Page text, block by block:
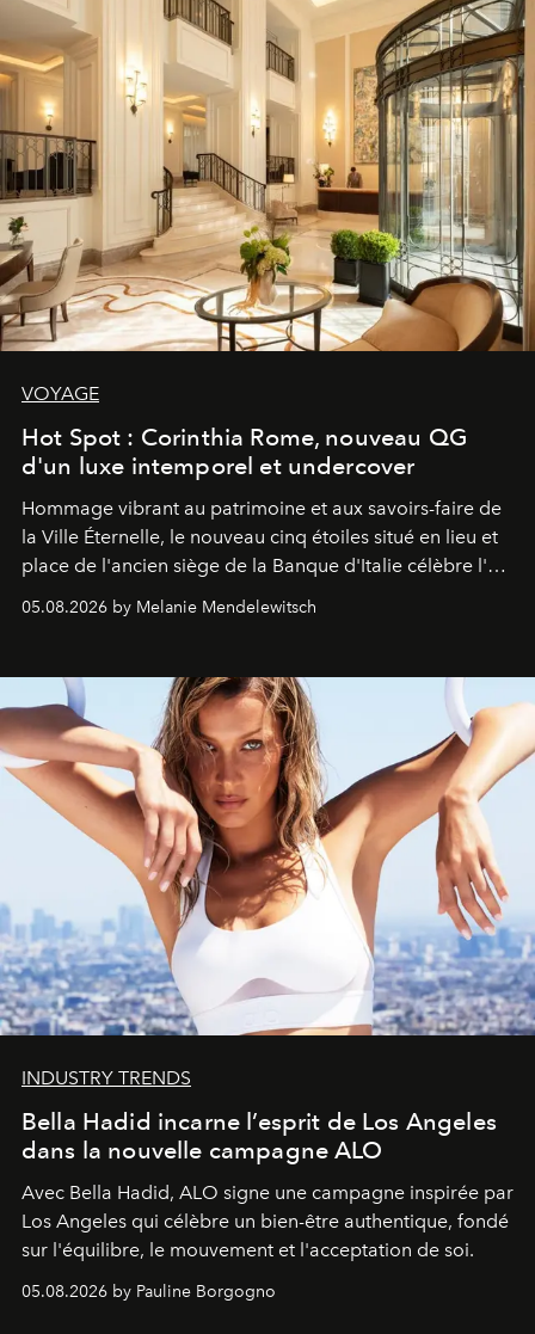
VOYAGE
Hot Spot : Corinthia Rome, nouveau QG
d'un luxe intemporel et undercover
Hommage vibrant au patrimoine et aux savoirs-faire de
la Ville Éternelle, le nouveau cinq étoiles situé en lieu et
place de l'ancien siège de la Banque d'Italie célèbre l'art
05.08.2026 by Melanie Mendelewitsch
INDUSTRY TRENDS
Bella Hadid incarne l’esprit de Los Angeles
dans la nouvelle campagne ALO
Avec Bella Hadid, ALO signe une campagne inspirée par
Los Angeles qui célèbre un bien-être authentique, fondé
sur l'équilibre, le mouvement et l'acceptation de soi.
05.08.2026 by Pauline Borgogno